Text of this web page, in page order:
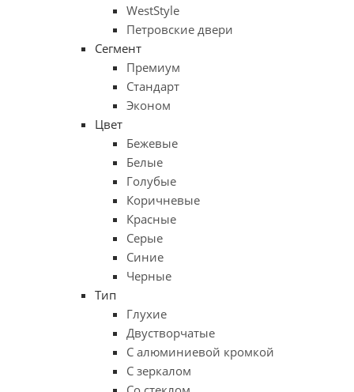
WestStyle
Петровские двери
Сегмент
Премиум
Стандарт
Эконом
Цвет
Бежевые
Белые
Голубые
Коричневые
Красные
Серые
Синие
Черные
Тип
Глухие
Двустворчатые
С алюминиевой кромкой
С зеркалом